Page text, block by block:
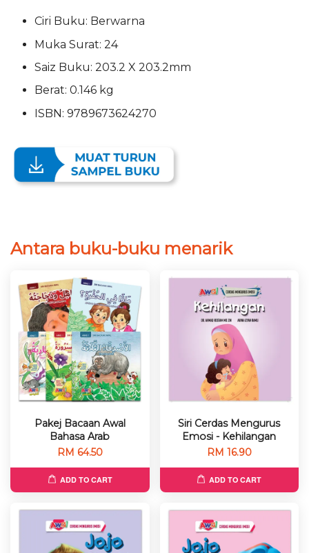
Ciri Buku: Berwarna
Muka Surat: 24
Saiz Buku: 203.2 X 203.2mm
Berat: 0.146 kg
ISBN: 9789673624270
Antara buku-buku menarik
Pakej Bacaan Awal
Bahasa Arab
RM 64.50
ADD TO CART
Siri Cerdas Mengurus
Emosi - Kehilangan
RM 16.90
ADD TO CART